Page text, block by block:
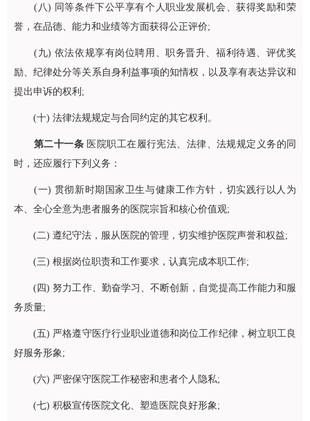
(八) 同等条件下公平享有个人职业发展机会、获得奖励和荣
誉，在品德、能力和业绩等方面获得公正评价;
(九) 依法依规享有岗位聘用、职务晋升、福利待遇、评优奖
励、纪律处分等关系自身利益事项的知情权，以及享有表达异议和
提出申诉的权利;
(十) 法律法规规定与合同约定的其它权利。
第二十一条 医院职工在履行宪法、法律、法规规定义务的同
时，还应履行下列义务：
(一) 贯彻新时期国家卫生与健康工作方针，切实践行以人为
本、全心全意为患者服务的医院宗旨和核心价值观;
(二) 遵纪守法，服从医院的管理，切实维护医院声誉和权益;
(三) 根据岗位职责和工作要求，认真完成本职工作;
(四) 努力工作、勤奋学习、不断创新，自觉提高工作能力和服
务质量;
(五) 严格遵守医疗行业职业道德和岗位工作纪律，树立职工良
好服务形象;
(六) 严密保守医院工作秘密和患者个人隐私;
(七) 积极宣传医院文化、塑造医院良好形象;